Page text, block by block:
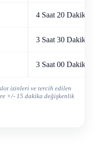
4 Saat 20 Dakika
3 Saat 30 Dakika
3 Saat 00 Dakika
izinleri ve tercih edilen
+/- 15 dakika değişkenlik